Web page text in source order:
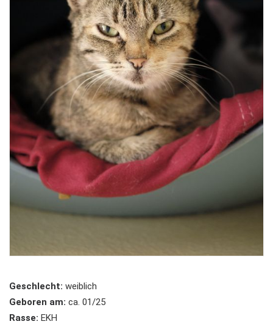
Geschlecht: weiblich
Geboren am: ca. 01/25
Rasse: EKH